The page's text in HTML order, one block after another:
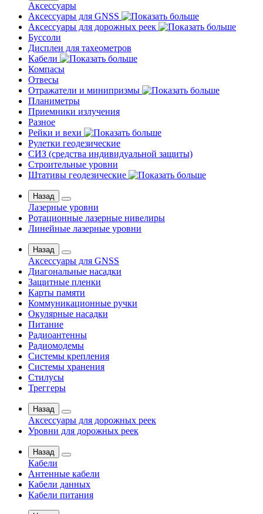
Аксессуары
Аксессуары для GNSS
Аксессуары для дорожных реек
Буссоли
Дисплеи для тахеометров
Кабели
Компасы
Отвесы
Отражатели и минипризмы
Планиметры
Приемники излучения
Разное
Рейки и вехи
Рулетки геодезические
СИЗ (средства индивидуальной защиты)
Строительные уровни
Штативы геодезические
Назад
Лазерные уровни
Ротационные лазерные нивелиры
Линейные лазерные уровни
Назад
Аксессуары для GNSS
Диагональные насадки
Защитные пленки
Карты памяти
Коммуникационные ручки
Окулярные насадки
Питание
Радиоантенны
Радиомодемы
Системы крепления
Системы хранения
Стилусы
Треггеры
Назад
Аксессуары для дорожных реек
Уровни для дорожных реек
Назад
Кабели
Антенные кабели
Кабели данных
Кабели питания